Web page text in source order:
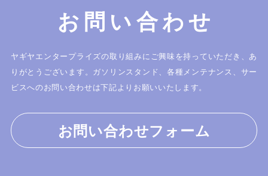
お問い合わせ
ヤギヤエンタープライズの取り組みにご興味を持っていただき、あ
りがとうございます。
ガソリンスタンド、各種メンテナンス、サー
ビスへのお問い合わせは下記よりお願いいたします。
お問い合わせフォーム